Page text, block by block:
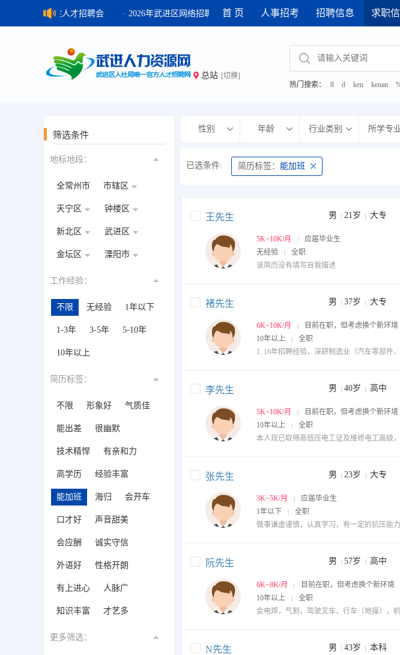
31日 综合性人才招聘会 · 2026年武进区网络招聘会 · 2026年7月17日 综合性人才招聘会
首 页 人事招考 招聘信息 求职
总站 [切换]
热门搜索：
8 d ken kenan
筛选条件
地标地段：
全常州市 市辖区
天宁区 钟楼区
新北区 武进区
金坛区 溧阳市
工作经验：
不限 无经验 1年以下
1-3年 3-5年 5-10年
10年以上
简历标签：
不限 形象好 气质佳
能出差 很幽默
技术精悍 有亲和力
高学历 经验丰富
能加班 海归 会开车
口才好 声音甜美
会应酬 诚实守信
外语好 性格开朗
有上进心 人脉广
知识丰富 才艺多
更多筛选：
性别 年龄 行业类别 所学专
已选条件: 简历标签： 能加班
王先生 男 | 21岁 | 大专
5K~10K/月 |
应届毕业生
无经验
|
全职
该简历没有填写自我描述
褚先生 男 | 37岁 | 大专
6K~10K/月 |
目前在职，但考虑换个新环境
10年以上
|
全职
李先生 男 | 40岁 | 高中
5K~10K/月 |
目前在职，但考虑换个新环境
10年以上
|
全职
张先生 男 | 23岁 | 大专
3K~5K/月 |
应届毕业生
1年以下
|
全职
做事谦虚谨慎，认真学习，有一定的抗压能力
阮先生 男 | 57岁 | 高中
6K~8K/月 |
目前在职，但考虑换个新环境
10年以上
|
全职
会电焊，气割，驾驶叉车，行车（地操），
N先生 男 | 43岁 | 本科